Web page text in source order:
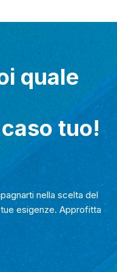
quale
tuo!
nella scelta del
esigenze. Approfitta